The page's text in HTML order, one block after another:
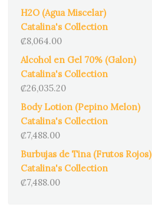
H2O (Agua Miscelar)
Catalina's Collection
₡8,064.00
Alcohol en Gel 70% (Galon)
Catalina's Collection
₡26,035.20
Body Lotion (Pepino Melon)
Catalina's Collection
₡7,488.00
Burbujas de Tina (Frutos Rojos)
Catalina's Collection
₡7,488.00